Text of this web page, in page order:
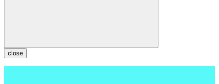
close